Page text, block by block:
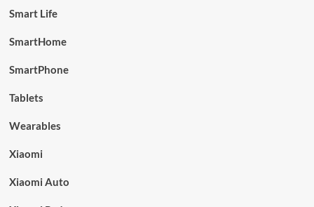
Smart Life
SmartHome
SmartPhone
Tablets
Wearables
Xiaomi
Xiaomi Auto